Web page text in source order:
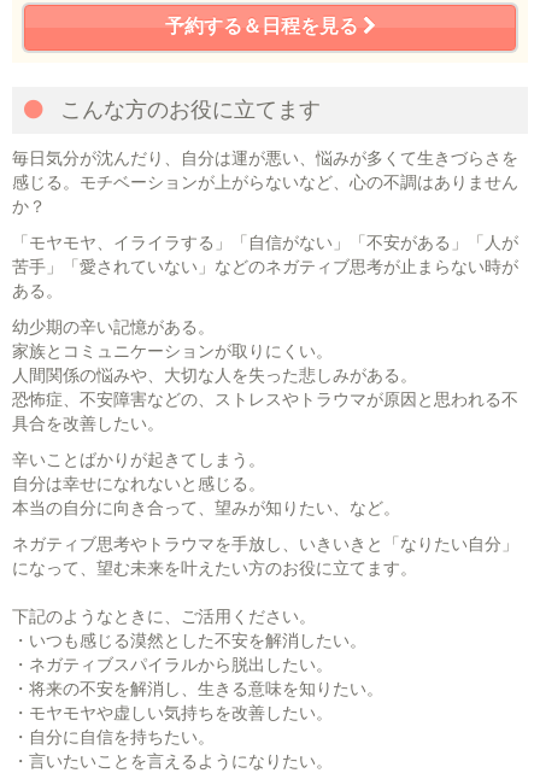
予約する＆日程を見る
こんな方のお役に立てます
毎日気分が沈んだり、自分は運が悪い、悩みが多くて生きづらさを
感じる。モチベーションが上がらないなど、心の不調はありません
か？
「モヤモヤ、イライラする」「自信がない」「不安がある」「人が
苦手」「愛されていない」などのネガティブ思考が止まらない時が
ある。
幼少期の辛い記憶がある。
家族とコミュニケーションが取りにくい。
人間関係の悩みや、大切な人を失った悲しみがある。
恐怖症、不安障害などの、ストレスやトラウマが原因と思われる不
具合を改善したい。
辛いことばかりが起きてしまう。
自分は幸せになれないと感じる。
本当の自分に向き合って、望みが知りたい、など。
ネガティブ思考やトラウマを手放し、いきいきと「なりたい自分」
になって、望む未来を叶えたい方のお役に立てます。
下記のようなときに、ご活用ください。
・いつも感じる漠然とした不安を解消したい。
・ネガティブスパイラルから脱出したい。
・将来の不安を解消し、生きる意味を知りたい。
・モヤモヤや虚しい気持ちを改善したい。
・自分に自信を持ちたい。
・言いたいことを言えるようになりたい。